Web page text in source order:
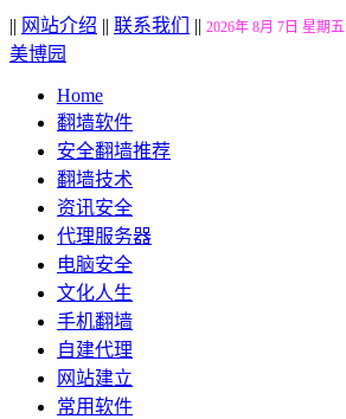
|| 网站介绍 || 联系我们 || 2026年 8月 7日 星期五
美博园
Home
翻墙软件
安全翻墙推荐
翻墙技术
资讯安全
代理服务器
电脑安全
文化人生
手机翻墙
自建代理
网站建立
常用软件